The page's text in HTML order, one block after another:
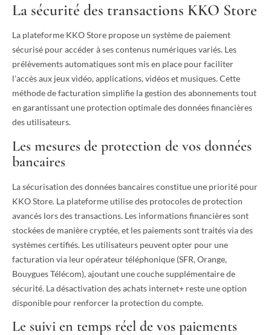
La sécurité des transactions KKO Store
La plateforme KKO Store propose un système de paiement
sécurisé pour accéder à ses contenus numériques variés. Les
prélèvements automatiques sont mis en place pour faciliter
l'accès aux jeux vidéo, applications, vidéos et musiques. Cette
méthode de facturation simplifie la gestion des abonnements tout
en garantissant une protection optimale des données financières
des utilisateurs.
Les mesures de protection de vos données
bancaires
La sécurisation des données bancaires constitue une priorité pour
KKO Store. La plateforme utilise des protocoles de protection
avancés lors des transactions. Les informations financières sont
stockées de manière cryptée, et les paiements sont traités via des
systèmes certifiés. Les utilisateurs peuvent opter pour une
facturation via leur opérateur téléphonique (SFR, Orange,
Bouygues Télécom), ajoutant une couche supplémentaire de
sécurité. La désactivation des achats internet+ reste une option
disponible pour renforcer la protection du compte.
Le suivi en temps réel de vos paiements